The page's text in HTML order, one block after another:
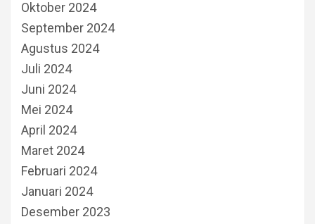
Oktober 2024
September 2024
Agustus 2024
Juli 2024
Juni 2024
Mei 2024
April 2024
Maret 2024
Februari 2024
Januari 2024
Desember 2023